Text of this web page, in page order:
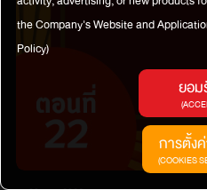
the Company's Website and
Policy)
ยอ
การตั้ง
(COOKIES